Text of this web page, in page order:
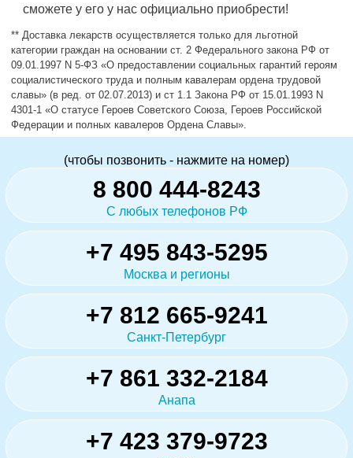
сможете у его у нас официально приобрести!
** Доставка лекарств осуществляется только для льготной
категории граждан на основании ст. 2 Федерального закона РФ от
09.01.1997 N 5-ФЗ «О предоставлении социальных гарантий героям
социалистического труда и полным кавалерам ордена трудовой
славы» (в ред. от 02.07.2013) и ст 1.1 Закона РФ от 15.01.1993 N
4301-1 «О статусе Героев Советского Союза, Героев Российской
Федерации и полных кавалеров Ордена Славы».
(чтобы позвонить - нажмите на номер)
8 800 444-8243
С любых телефонов РФ
+7 495 843-5295
Москва и регионы
+7 812 665-9241
Санкт-Петербург
+7 861 332-2184
Анапа
+7 423 379-9723